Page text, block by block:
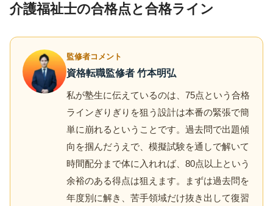
介護福祉士の合格点と合格ライン
監修者コメント
資格転職監修者 竹本明弘
私が塾生に伝えているのは、75点という合格
ラインぎりぎりを狙う設計は本番の緊張で簡
単に崩れるということです。過去問で出題傾
向を掴んだうえで、模擬試験を通しで解いて
時間配分まで体に入れれば、80点以上という
余裕のある得点は狙えます。まずは過去問を
年度別に解き、苦手領域だけ抜き出して復習